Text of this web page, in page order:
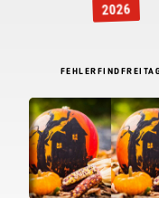
2026
FEHLERFINDFREITAG